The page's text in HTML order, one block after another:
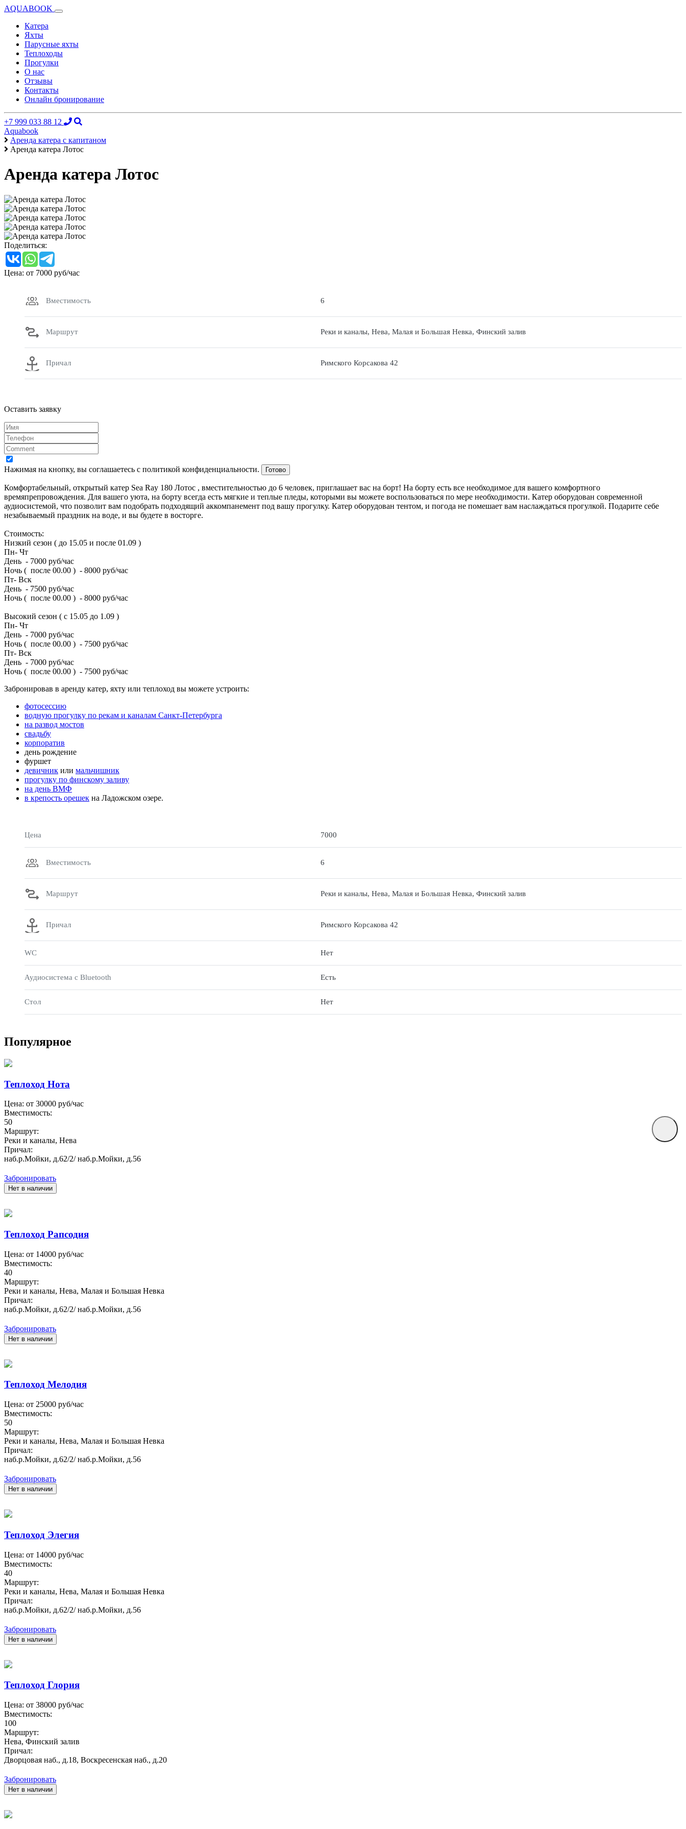
AQUABOOK
Катера
Яхты
Парусные яхты
Теплоходы
Прогулки
О нас
Отзывы
Контакты
Онлайн бронирование
+7 999 033 88 12
Aquabook
Аренда катера с капитаном
Аренда катера Лотос
Аренда катера Лотос
Поделиться:
Цена: от 7000 руб/час
Вместимость 6
Маршрут Реки и каналы, Нева, Малая и Большая Невка, Финский залив
Причал Римского Корсакова 42
Оставить заявку
Нажимая на кнопку, вы соглашаетесь с политикой конфиденциальности. Готово
Комфортабельный, открытый катер Sea Ray 180 Лотос , вместительностью до 6 человек, приглашает вас на борт! На борту есть все необходимое для вашего комфортного
времяпрепровождения. Для вашего уюта, на борту всегда есть мягкие и теплые пледы, которыми вы можете воспользоваться по мере необходимости. Катер оборудован современной
аудиосистемой, что позволит вам подобрать подходящий аккомпанемент под вашу прогулку. Катер оборудован тентом, и погода не помешает вам наслаждаться прогулкой. Подарите себе
незабываемый праздник на воде, и вы будете в восторге.
Стоимость:
Низкий сезон ( до 15.05 и после 01.09 )
Пн- Чт
День - 7000 руб/час
Ночь ( после 00.00 ) - 8000 руб/час
Пт- Вск
День - 7500 руб/час
Ночь ( после 00.00 ) - 8000 руб/час
Высокий сезон ( с 15.05 до 1.09 )
Пн- Чт
День - 7000 руб/час
Ночь ( после 00.00 ) - 7500 руб/час
Пт- Вск
День - 7000 руб/час
Ночь ( после 00.00 ) - 7500 руб/час
Забронировав в аренду катер, яхту или теплоход вы можете устроить:
фотосессию
водную прогулку по рекам и каналам Санкт-Петербурга
на развод мостов
свадьбу
корпоратив
день рождение
фуршет
девичник или мальчишник
прогулку по финскому заливу
на день ВМФ
в крепость орешек на Ладожском озере.
Цена 7000
Вместимость 6
Маршрут Реки и каналы, Нева, Малая и Большая Невка, Финский залив
Причал Римского Корсакова 42
WC Нет
Аудиосистема с Bluetooth Есть
Стол Нет
Популярное
Теплоход Нота
Цена: от 30000 руб/час
Вместимость:
50
Маршрут:
Реки и каналы, Нева
Причал:
наб.р.Мойки, д.62/2/ наб.р.Мойки, д.56
Забронировать
Нет в наличии
Теплоход Рапсодия
Цена: от 14000 руб/час
Вместимость:
40
Маршрут:
Реки и каналы, Нева, Малая и Большая Невка
Причал:
наб.р.Мойки, д.62/2/ наб.р.Мойки, д.56
Забронировать
Нет в наличии
Теплоход Мелодия
Цена: от 25000 руб/час
Вместимость:
50
Маршрут:
Реки и каналы, Нева, Малая и Большая Невка
Причал:
наб.р.Мойки, д.62/2/ наб.р.Мойки, д.56
Забронировать
Нет в наличии
Теплоход Элегия
Цена: от 14000 руб/час
Вместимость:
40
Маршрут:
Реки и каналы, Нева, Малая и Большая Невка
Причал:
наб.р.Мойки, д.62/2/ наб.р.Мойки, д.56
Забронировать
Нет в наличии
Теплоход Глория
Цена: от 38000 руб/час
Вместимость:
100
Маршрут:
Нева, Финский залив
Причал:
Дворцовая наб., д.18, Воскресенская наб., д.20
Забронировать
Нет в наличии